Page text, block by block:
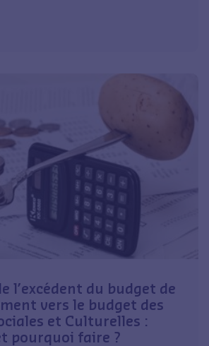
l’excédent du budget de
vers le budget des
et Culturelles :
pourquoi faire ?